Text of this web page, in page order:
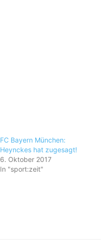
FC Bayern München:
Heynckes hat zugesagt!
6. Oktober 2017
In "sport:zeit"